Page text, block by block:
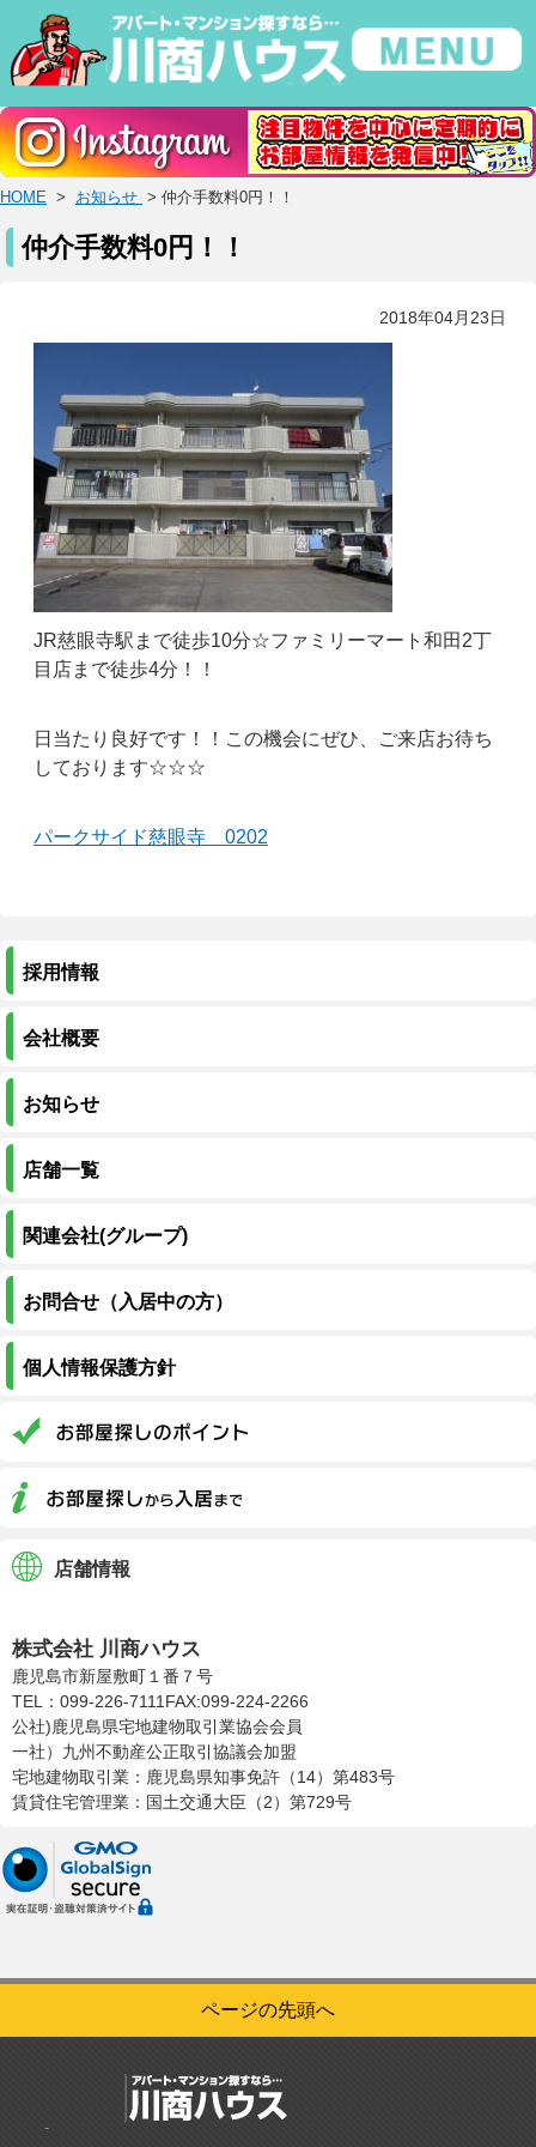
HOME > お知らせ > 仲介手数料0円！！
仲介手数料0円！！
2018年04月23日
JR慈眼寺駅まで徒歩10分☆ファミリーマート和田2丁
目店まで徒歩4分！！
日当たり良好です！！この機会にぜひ、ご来店お待ち
しております☆☆☆
パークサイド慈眼寺 0202
採用情報
会社概要
お知らせ
店舗一覧
関連会社(グループ)
お問合せ（入居中の方）
個人情報保護方針
店舗情報
株式会社 川商ハウス
鹿児島市新屋敷町１番７号
TEL：099-226-7111 FAX:099-224-2266
公社)鹿児島県宅地建物取引業協会会員
一社）九州不動産公正取引協議会加盟
宅地建物取引業：鹿児島県知事免許（14）第483号
賃貸住宅管理業：国土交通大臣（2）第729号
ページの先頭へ